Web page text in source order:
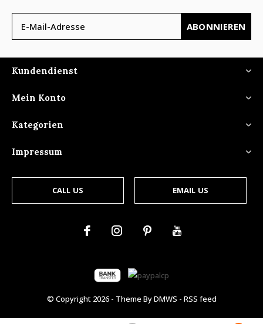
ABONNIEREN
Kundendienst
Mein Konto
Kategorien
Impressum
CALL US EMAIL US
© Copyright 2026- Theme ByDMWS - RSS feed